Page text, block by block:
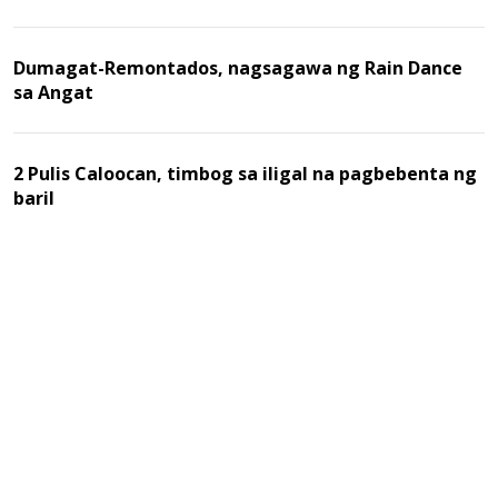
Dumagat-Remontados, nagsagawa ng Rain Dance
sa Angat
2 Pulis Caloocan, timbog sa iligal na pagbebenta ng
baril